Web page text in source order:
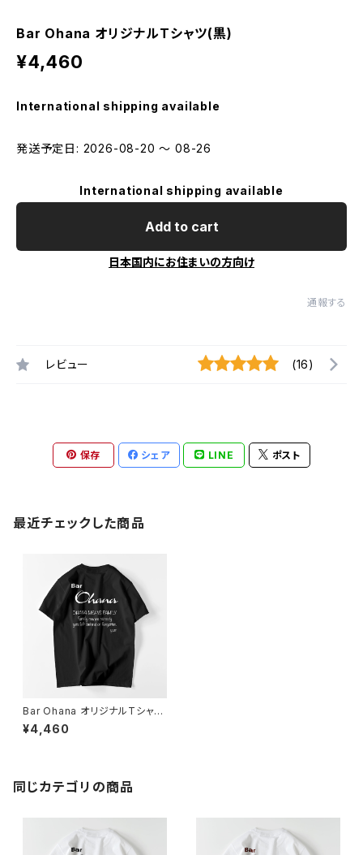
Bar Ohana オリジナルTシャツ(黒)
¥4,460
International shipping available
発送予定日: 2026-08-20 〜 08-26
International shipping available
Add to cart
日本国内にお住まいの方向け
通報する
レビュー (16)
保存 シェア LINE ポスト
最近チェックした商品
Bar Ohana オリジナルTシャツ
(黒)
¥4,460
同じカテゴリの商品